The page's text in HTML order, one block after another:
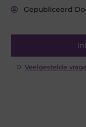
Gepubliceerd
Veelgestelde